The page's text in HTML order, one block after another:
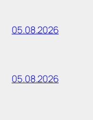
05.08.2026
05.08.2026